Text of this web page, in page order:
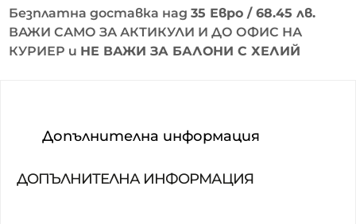
Безплатна доставка над35 Евро / 68.45 лв.
ВАЖИ САМО ЗА АКТИКУЛИ И ДО ОФИС НА
КУРИЕР и НЕ ВАЖИ ЗА БАЛОНИ С ХЕЛИЙ
Допълнителна информация
ДОПЪЛНИТЕЛНА ИНФОРМАЦИЯ